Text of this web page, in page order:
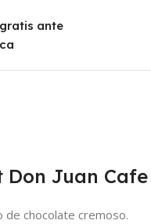
ante
Don Juan Cafe
de chocolate cremoso.